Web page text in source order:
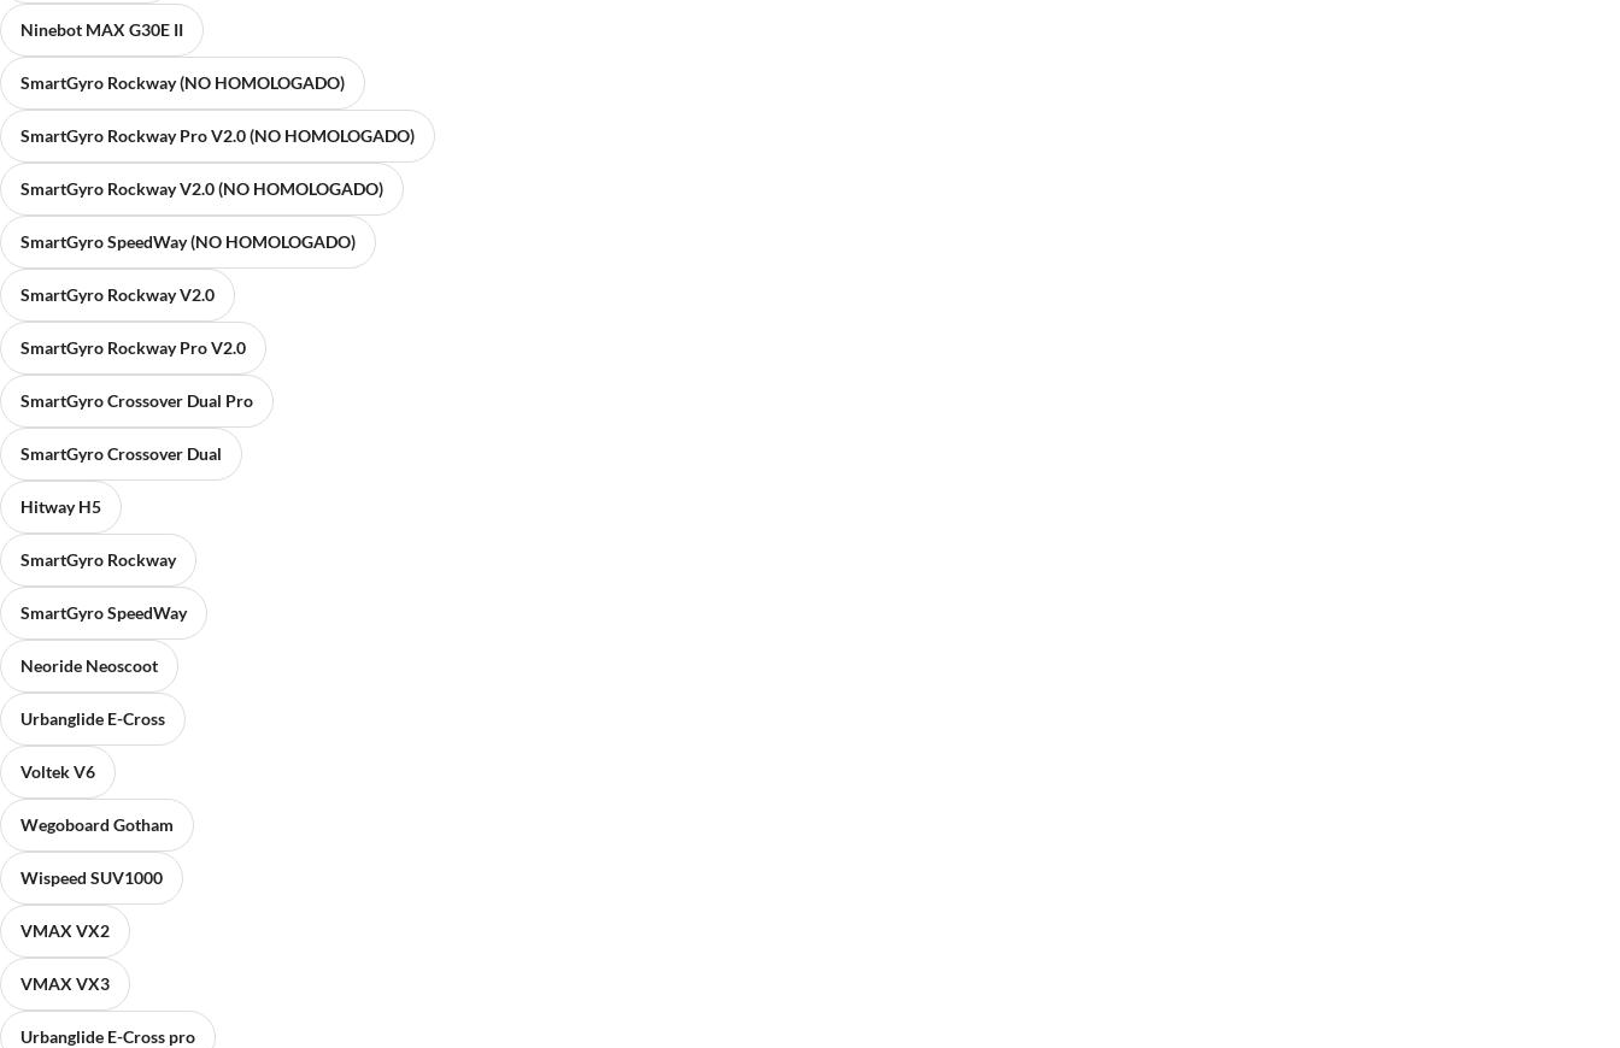
Ninebot MAX G30E II
SmartGyro Rockway (NO HOMOLOGADO)
SmartGyro Rockway Pro V2.0 (NO HOMOLOGADO)
SmartGyro Rockway V2.0 (NO HOMOLOGADO)
SmartGyro SpeedWay (NO HOMOLOGADO)
SmartGyro Rockway V2.0
SmartGyro Rockway Pro V2.0
SmartGyro Crossover Dual Pro
SmartGyro Crossover Dual
Hitway H5
SmartGyro Rockway
SmartGyro SpeedWay
Neoride Neoscoot
Urbanglide E-Cross
Voltek V6
Wegoboard Gotham
Wispeed SUV1000
VMAX VX2
VMAX VX3
Urbanglide E-Cross pro